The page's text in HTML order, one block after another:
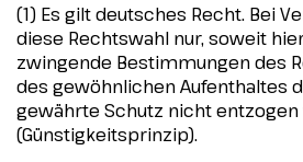
(1) Es gilt deutsches Recht. Bei
diese Rechtswahl nur, soweit
zwingende Bestimmungen des
des gewöhnlichen Aufenthaltes
gewährte Schutz nicht
(Günstigkeitsprinzip).